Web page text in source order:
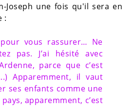
Joseph une fois qu'il sera en
:
vous rassurer… Ne
pas. J’ai hésité avec
parce que c’est
Apparemment, il vaut
ses enfants comme une
apparemment, c’est